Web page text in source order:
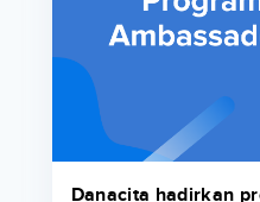
Danacita hadirkan